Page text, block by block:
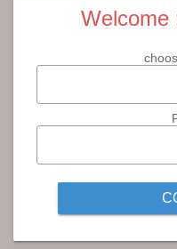
Welcome